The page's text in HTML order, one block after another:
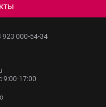
923 000-54-34
17:00